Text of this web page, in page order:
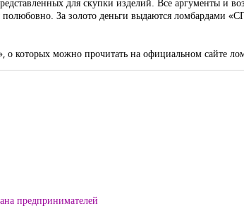
За золото деньги выдаются ломбардами
которых можно прочитать на официальном сайте
предпринимателей